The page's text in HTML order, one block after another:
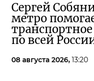
Сергей
метро
по всей
08 августа 2026, 13:20